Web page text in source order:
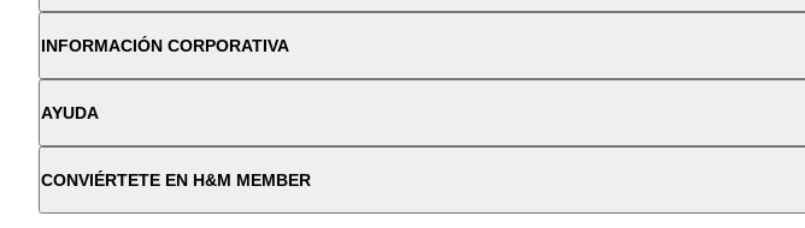
INFORMACIÓN CORPORATIVA
AYUDA
CONVIÉRTETE EN H&M MEMBER